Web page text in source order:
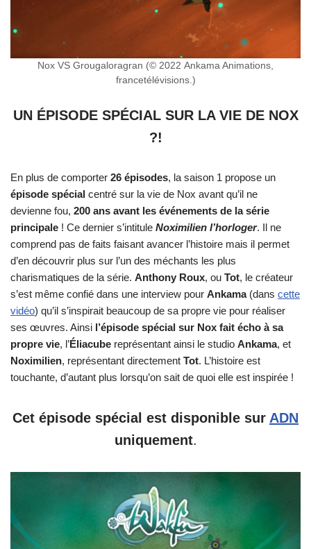
Nox VS Grougaloragran (© 2022 Ankama Animations,
francetélévisions.)
UN ÉPISODE SPÉCIAL SUR LA VIE DE NOX
?!
En plus de comporter 26 épisodes, la saison 1 propose un
épisode spécial centré sur la vie de Nox avant qu’il ne
devienne fou, 200 ans avant les événements de la série
principale ! Ce dernier s’intitule Noximilien l’horloger. Il ne
comprend pas de faits faisant avancer l’histoire mais il permet
d’en découvrir plus sur l’un des méchants les plus
charismatiques de la série. Anthony Roux, ou Tot, le créateur
s’est même confié dans une interview pour Ankama (dans cette
vidéo) qu’il s’inspirait beaucoup de sa propre vie pour réaliser
ses œuvres. Ainsi l’épisode spécial sur Nox fait écho à sa
propre vie, l’Éliacube représentant ainsi le studio Ankama, et
Noximilien, représentant directement Tot. L’histoire est
touchante, d’autant plus lorsqu’on sait de quoi elle est inspirée !
Cet épisode spécial est disponible sur ADN
uniquement.